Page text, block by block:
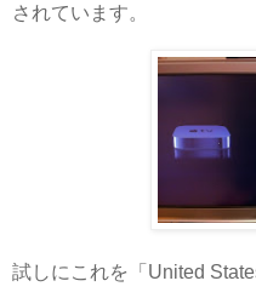
されています。
試しにこれを「United